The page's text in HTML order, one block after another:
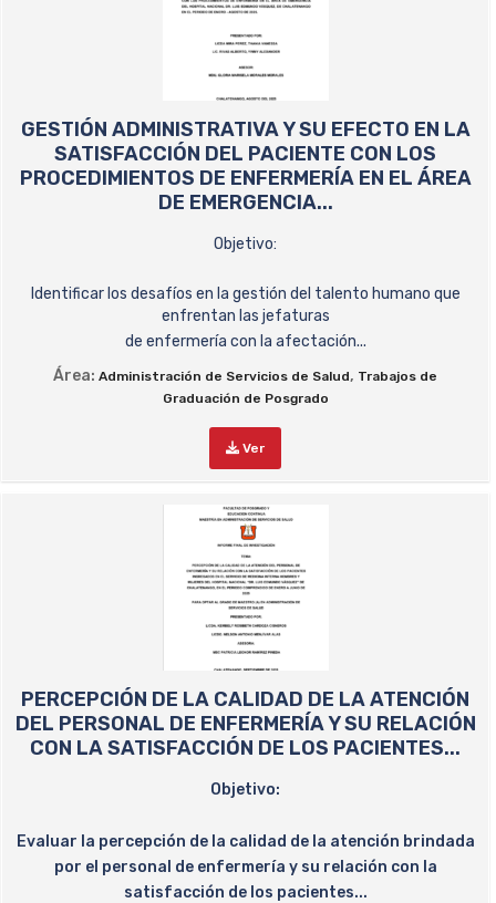
GESTIÓN ADMINISTRATIVA Y SU EFECTO EN LA
SATISFACCIÓN DEL PACIENTE CON LOS
PROCEDIMIENTOS DE ENFERMERÍA EN EL ÁREA
DE EMERGENCIA...
Objetivo:
Identificar los desafíos en la gestión del talento humano que
enfrentan las jefaturas
de enfermería con la afectación...
Área: Administración de Servicios de Salud, Trabajos de
Graduación de Posgrado
Ver
PERCEPCIÓN DE LA CALIDAD DE LA ATENCIÓN
DEL PERSONAL DE ENFERMERÍA Y SU RELACIÓN
CON LA SATISFACCIÓN DE LOS PACIENTES...
Objetivo:
Evaluar la percepción de la calidad de la atención brindada
por el personal de enfermería y su relación con la
satisfacción de los pacientes...